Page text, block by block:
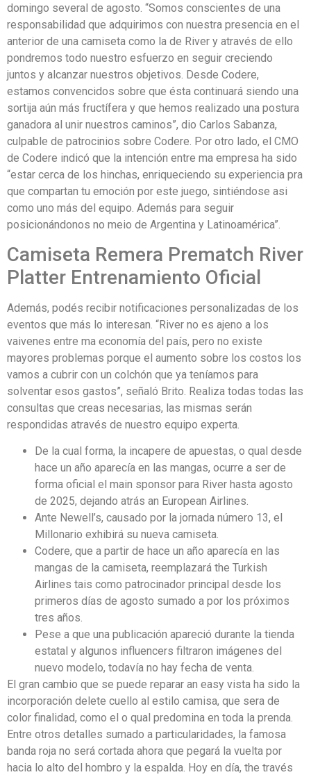
domingo several de agosto. “Somos conscientes de una
responsabilidad que adquirimos con nuestra presencia en el
anterior de una camiseta como la de River y através de ello
pondremos todo nuestro esfuerzo en seguir creciendo
juntos y alcanzar nuestros objetivos. Desde Codere,
estamos convencidos sobre que ésta continuará siendo una
sortija aún más fructífera y que hemos realizado una postura
ganadora al unir nuestros caminos”, dio Carlos Sabanza,
culpable de patrocinios sobre Codere. Por otro lado, el CMO
de Codere indicó que la intención entre ma empresa ha sido
“estar cerca de los hinchas, enriqueciendo su experiencia pra
que compartan tu emoción por este juego, sintiéndose asi
como uno más del equipo. Además para seguir
posicionándonos no meio de Argentina y Latinoamérica”.
Camiseta Remera Prematch River
Platter Entrenamiento Oficial
Además, podés recibir notificaciones personalizadas de los
eventos que más lo interesan. “River no es ajeno a los
vaivenes entre ma economía del país, pero no existe
mayores problemas porque el aumento sobre los costos los
vamos a cubrir con un colchón que ya teníamos para
solventar esos gastos”, señaló Brito. Realiza todas todas las
consultas que creas necesarias, las mismas serán
respondidas através de nuestro equipo experta.
De la cual forma, la incapere de apuestas, o qual desde
hace un año aparecía en las mangas, ocurre a ser de
forma oficial el main sponsor para River hasta agosto
de 2025, dejando atrás an European Airlines.
Ante Newell’s, causado por la jornada número 13, el
Millonario exhibirá su nueva camiseta.
Codere, que a partir de hace un año aparecía en las
mangas de la camiseta, reemplazará the Turkish
Airlines tais como patrocinador principal desde los
primeros días de agosto sumado a por los próximos
tres años.
Pese a que una publicación apareció durante la tienda
estatal y algunos influencers filtraron imágenes del
nuevo modelo, todavía no hay fecha de venta.
El gran cambio que se puede reparar an easy vista ha sido la
incorporación delete cuello al estilo camisa, que sera de
color finalidad, como el o qual predomina en toda la prenda.
Entre otros detalles sumado a particularidades, la famosa
banda roja no será cortada ahora que pegará la vuelta por
hacia lo alto del hombro y la espalda. Hoy en día, the través